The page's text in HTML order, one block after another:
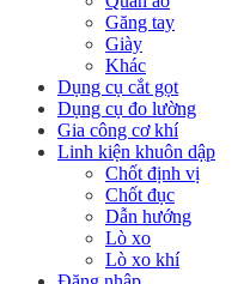
Găng tay
Giày
Khác
Dụng cụ cắt gọt
Dụng cụ đo lường
Gia công cơ khí
Linh kiện khuôn dập
Chốt định vị
Chốt đục
Dẫn hướng
Lò xo
Lò xo khí